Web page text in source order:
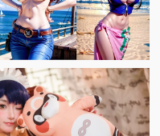
siêu cute